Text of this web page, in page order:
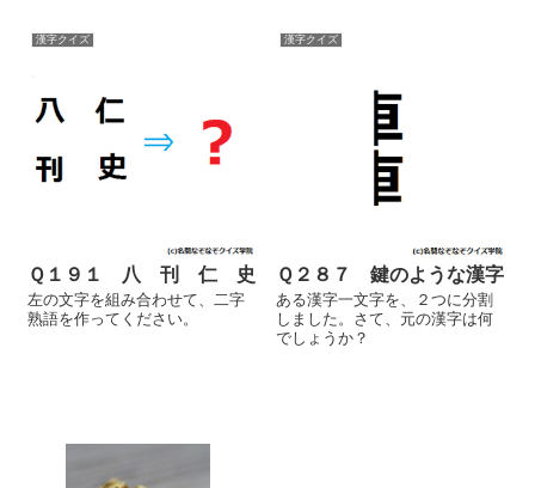
漢字クイズ
Ｑ１９１ 八 刊 仁 史
左の文字を組み合わせて、二字
熟語を作ってください。
漢字クイズ
Ｑ２８７ 鍵のような漢字
ある漢字一文字を、２つに分割
しました。さて、元の漢字は何
でしょうか？